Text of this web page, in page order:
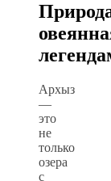
Архыз
—
это
не
только
озера
с